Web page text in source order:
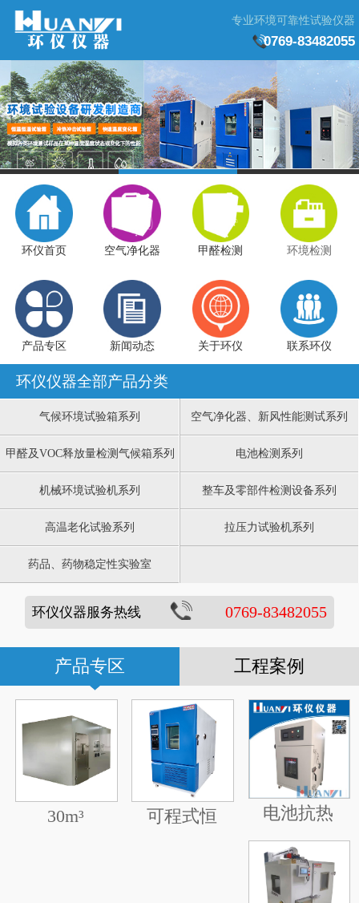
专业环境可靠性试验仪器
0769-83482055
环仪首页 空气净化器 甲醛检测 环境检测
产品专区 新闻动态 关于环仪 联系环仪
环仪仪器全部产品分类
气候环境试验箱系列 空气净化器、新风性能测试系列
甲醛及VOC释放量检测气候箱系列 电池检测系列
机械环境试验机系列 整车及零部件检测设备系列
高温老化试验系列 拉压力试验机系列
药品、药物稳定性实验室
环仪仪器服务热线 0769-83482055
产品专区 工程案例
30m³ 可程式恒 电池抗热